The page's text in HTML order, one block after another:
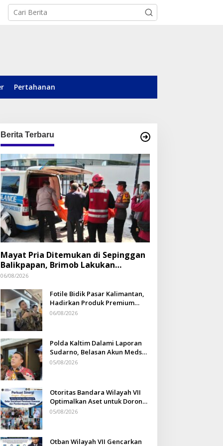
Pertahanan
Berita Terbaru
Mayat Pria Ditemukan di Sepinggan
Balikpapan, Brimob Lakukan
Pengamanan TKP
06/08/2026
Fotile Bidik Pasar Kalimantan,
Hadirkan Produk Premium
Yang Makin Terjangkau
06/08/2026
Polda Kaltim Dalami Laporan
Sudarno, Belasan Akun Medsos
Masih Tahap Penyelidikan
05/08/2026
Otoritas Bandara Wilayah VII
Optimalkan Aset untuk Dorong
Ekonomi Warga Sepinggan
05/08/2026
Otban Wilayah VII Gencarkan